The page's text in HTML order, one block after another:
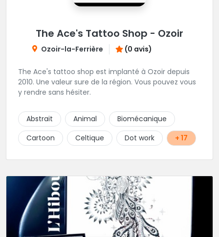
The Ace's Tattoo Shop - Ozoir
Ozoir-la-Ferrière (0 avis)
The Ace's tattoo shop est implanté à Ozoir depuis
2010. Une valeur sure de la région. Vous pouvez vous
y rendre sans hésiter.
Abstrait Animal
Biomécanique
Cartoon
Celtique Dot work + 17